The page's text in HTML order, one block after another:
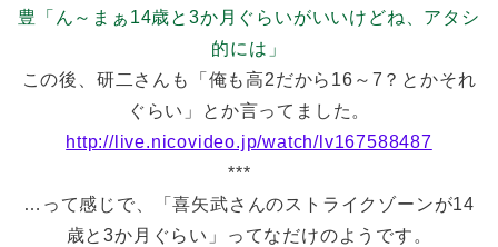
豊「ん～まぁ14歳と3か月ぐらいがいいけどね、アタシ
的には」
この後、研二さんも「俺も高2だから16～7？とかそれ
ぐらい」とか言ってました。
http://live.nicovideo.jp/watch/lv167588487
***
…って感じで、「喜矢武さんのストライクゾーンが14
歳と3か月ぐらい」ってなだけのようです。